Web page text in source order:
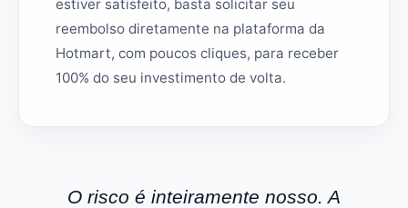
estiver satisfeito, basta solicitar seu
reembolso diretamente na plataforma da
Hotmart, com poucos cliques, para receber
100% do seu investimento de volta.
O risco é inteiramente nosso. A